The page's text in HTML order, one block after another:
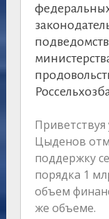
Приветствуя
Цыденов
поддержку
порядка 1
объем
же объеме.